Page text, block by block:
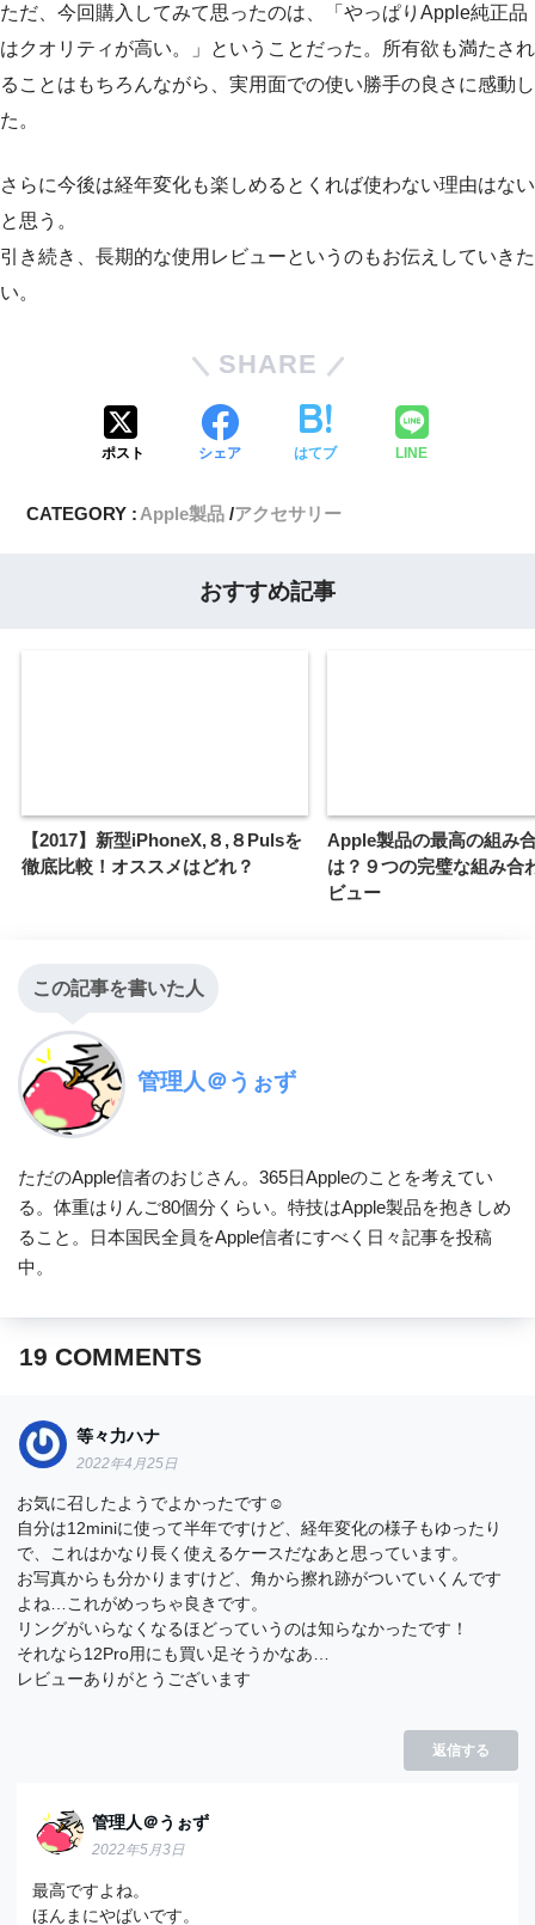
ただ、今回購入してみて思ったのは、「やっぱりApple純正品
はクオリティが高い。」ということだった。所有欲も満たされ
ることはもちろんながら、実用面での使い勝手の良さに感動し
た。
さらに今後は経年変化も楽しめるとくれば使わない理由はない
と思う。
引き続き、長期的な使用レビューというのもお伝えしていきた
い。
SHARE
ポスト シェア はてブ LINE
CATEGORY : Apple製品 アクセサリー
おすすめ記事
【2017】新型iPhoneX,８,８Pulsを
徹底比較！オススメはどれ？
Apple製品の最高の組み
は？９つの完璧な組み合
ビュー
この記事を書いた人
管理人＠うぉず
ただのApple信者のおじさん。365日Appleのことを考えてい
る。体重はりんご80個分くらい。特技はApple製品を抱きしめ
ること。日本国民全員をApple信者にすべく日々記事を投稿
中。
19 COMMENTS
等々力ハナ
2022年4月25日
お気に召したようでよかったです☺︎
自分は12miniに使って半年ですけど、経年変化の様子もゆったり
で、これはかなり長く使えるケースだなあと思っています。
お写真からも分かりますけど、角から擦れ跡がついていくんです
よね…これがめっちゃ良きです。
リングがいらなくなるほどっていうのは知らなかったです！
それなら12Pro用にも買い足そうかなあ…
レビューありがとうございます
返信する
管理人＠うぉず
2022年5月3日
最高ですよね。
ほんまにやばいです。